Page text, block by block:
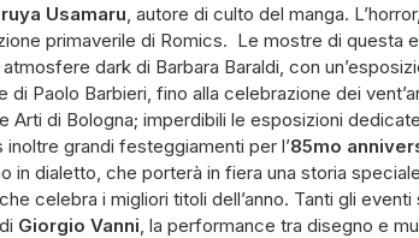
Usamaru, autore di culto del manga.
primaverile di Romics. Le mostre di questa
dark di Barbara Baraldi, con
di Paolo Barbieri, fino alla celebrazione dei
Arti di Bologna; imperdibili le esposizioni
grandi festeggiamenti per l’85mo
in dialetto, che porterà in fiera una storia
celebra i migliori titoli dell’anno. Tanti gli
Giorgio Vanni, la performance tra disegno e